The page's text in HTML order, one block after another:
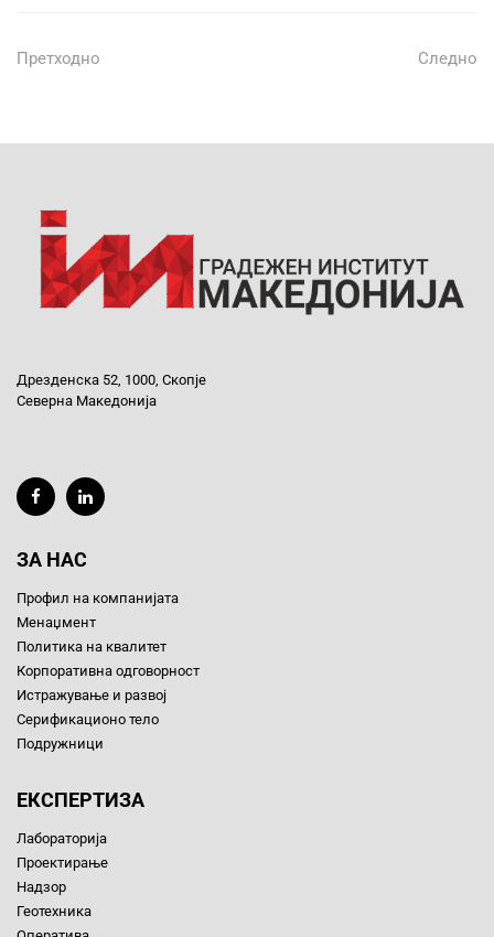
Претходно Следно
Дрезденска 52, 1000, Скопје
Северна Македонија
ЗА НАС
Профил на компанијата
Менаџмент
Политика на квалитет
Корпоративна одговорност
Истражување и развој
Серификационо тело
Подружници
ЕКСПЕРТИЗА
Лабораторија
Проектирање
Надзор
Геотехника